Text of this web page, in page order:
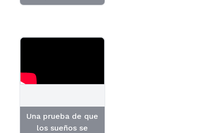
Una prueba de que
los sueños se